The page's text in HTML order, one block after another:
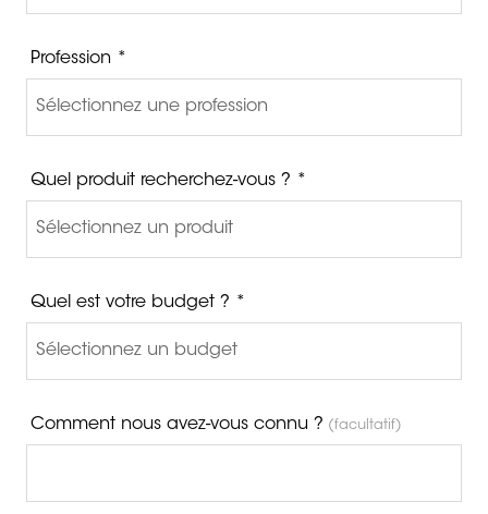
Profession *
Quel produit recherchez-vous ? *
Quel est votre budget ? *
Comment nous avez-vous connu ? (facultatif)